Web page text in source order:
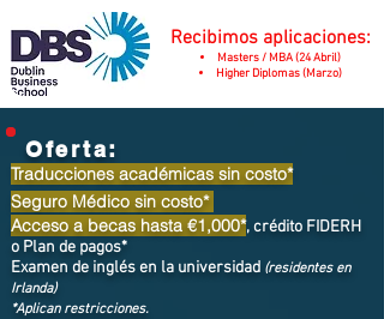
Recibimos aplicaciones:
Masters / MBA (24 Abril)
Higher Diplomas (Marzo)
Oferta:
Traducciones académicas sin costo*
Seguro Médico sin costo*
Acceso a becas hasta €1,000*, crédito FIDERH
o Plan de pagos*
Examen de inglés en la universidad (residentes en
Irlanda)
*Aplican restricciones.